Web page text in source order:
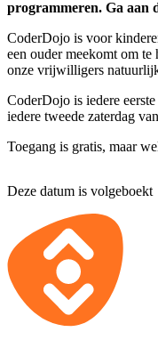
programmeren. Ga aan
CoderDojo is voor
een ouder meekomt om te
onze vrijwilligers
CoderDojo is iedere
iedere tweede zaterdag
Toegang is gratis, maar
Deze datum is volgeboekt